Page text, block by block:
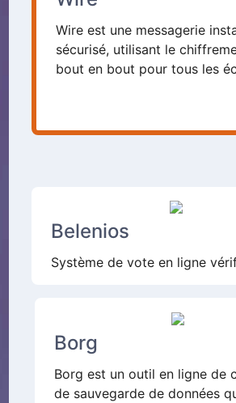
Wire est une messagerie
sécurisé, utilisant le
bout en bout pour tous les
Belenios
Système de vote en ligne
Borg
Borg est un outil en ligne de
de sauvegarde de données